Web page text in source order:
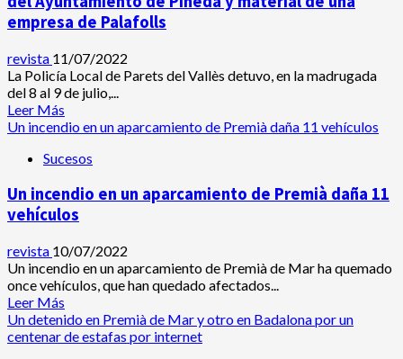
estafas
por
sistema
del
tocomocho,
una
de
en
Premià
de
Mar
empresa de Palafolls
revista 11/07/2022
La Policía Local de Parets del Vallès detuvo, en la madrugada
del 8 al 9 de julio,...
Leer Más
más
de
dos
hombres
por
sustraer
un
vehículo
del
Ayuntamiento
de
Pineda
Un incendio en un aparcamiento de Premià daña 11 vehículos
Sucesos
Un incendio en un aparcamiento de Premià daña 11
vehículos
revista 10/07/2022
Un incendio en un aparcamiento de Premià de Mar ha quemado
once vehículos, que han quedado afectados...
Leer Más
más
acerca
Un detenido en Premià de Mar y otro en Badalona por un
centenar de estafas por internet